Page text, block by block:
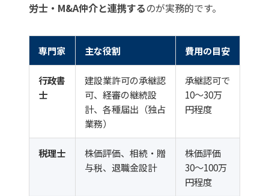
労士・M&A仲介と連携するのが実務的です。
専門家 主な役割 費用の目安
行政書
士
建設業許可の承継認
可、経審の継続設
計、各種届出（独占
業務）
承継認可で
10〜30万
円程度
税理士
株価評価、相続・贈
与税、退職金設計
株価評価
30〜100万
円程度